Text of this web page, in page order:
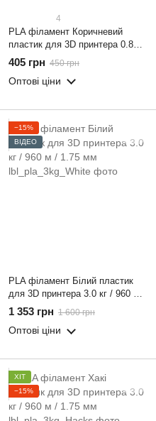
4
PLA філамент Коричневий
пластик для 3D принтера 0.800
кг / 260 м / 1.75 мм
405 грн 450 грн
Оптові ціни
−15%
ВІДЕО
PLA філамент Білий пластик
для 3D принтера 3.0 кг / 960 м
/ 1.75 мм
1 353 грн 1 600 грн
Оптові ціни
ХІТ
−15%